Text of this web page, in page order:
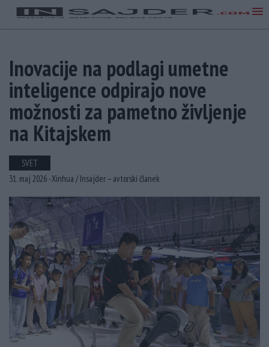
Inovacije na podlagi umetne
inteligence odpirajo nove
možnosti za pametno življenje
na Kitajskem
SVET
31. maj 2026 -Xinhua /Insajder – avtorski članek